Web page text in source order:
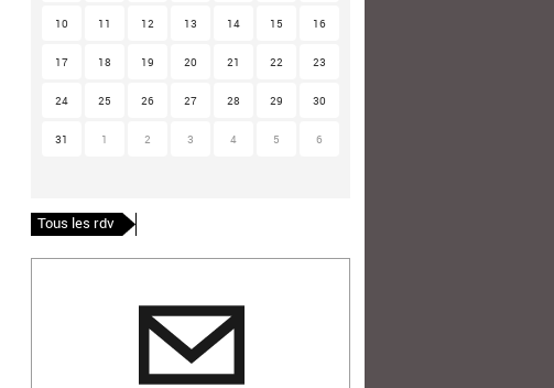
10 11 12 13 14 15 16
17 18 19 20 21 22 23
24 25 26 27 28 29 30
31 1 2 3 4 5 6
Tous les rdv